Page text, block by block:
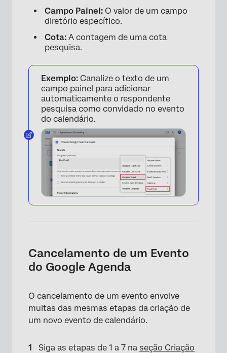
Campo Painel: O valor de um campo
diretório específico.
Cota: A contagem de uma cota
pesquisa.
Exemplo: Canalize o texto de um
campo painel para adicionar
automaticamente o respondente
pesquisa como convidado no evento
do calendário.
Cancelamento de um Evento
do Google Agenda
O cancelamento de um evento envolve
muitas das mesmas etapas da criação de
um novo evento de calendário.
Siga as etapas de 1 a 7 na seção Criação